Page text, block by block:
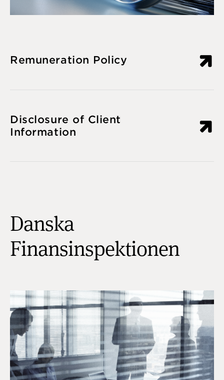
Remuneration Policy
Disclosure of Client
Information
Danska
Finansinspektionen